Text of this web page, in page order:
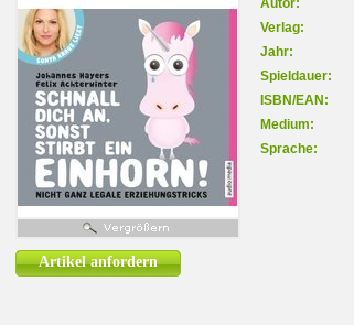
Artikel anfordern
Autor:
Verlag:
Jahr:
Spieldauer:
ISBN/EAN:
Medium:
Sprache: